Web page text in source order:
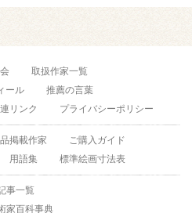
取扱作家一覧
ール
推薦の言葉
リンク プライバシーポリシー
掲載作家
ご購入ガイド
用語集 標準絵画寸法表
事一覧
家百科事典